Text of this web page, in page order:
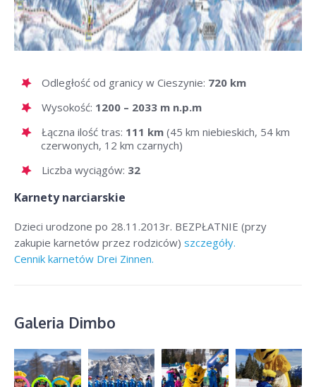
Odległość od granicy w Cieszynie: 720 km
Wysokość: 1200 – 2033 m n.p.m
Łączna ilość tras: 111 km (45 km niebieskich, 54 km
czerwonych, 12 km czarnych)
Liczba wyciągów: 32
Karnety narciarskie
Dzieci urodzone po 28.11.2013r. BEZPŁATNIE (przy
zakupie karnetów przez rodziców) szczegóły.
Cennik karnetów Drei Zinnen.
Galeria Dimbo